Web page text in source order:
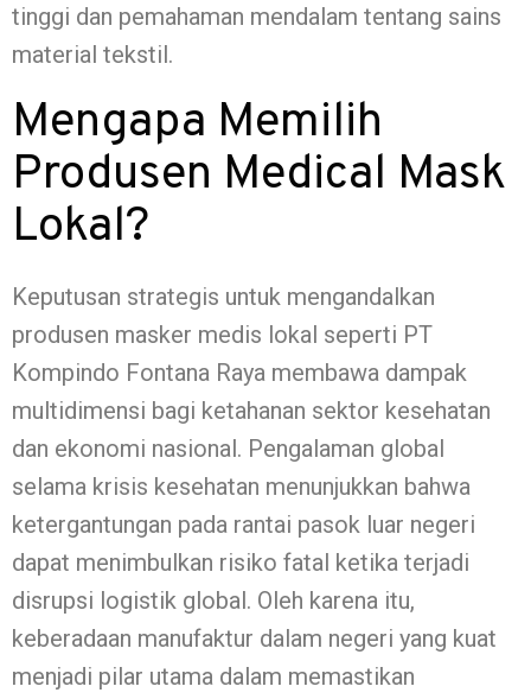
tinggi dan pemahaman mendalam tentang sains
material tekstil.
Mengapa Memilih
Produsen Medical Mask
Lokal?
Keputusan strategis untuk mengandalkan
produsen masker medis lokal seperti PT
Kompindo Fontana Raya membawa dampak
multidimensi bagi ketahanan sektor kesehatan
dan ekonomi nasional. Pengalaman global
selama krisis kesehatan menunjukkan bahwa
ketergantungan pada rantai pasok luar negeri
dapat menimbulkan risiko fatal ketika terjadi
disrupsi logistik global. Oleh karena itu,
keberadaan manufaktur dalam negeri yang kuat
menjadi pilar utama dalam memastikan